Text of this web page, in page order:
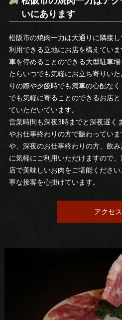
いにあります
松阪市の焼肉一力は大通りに隣接
利用できる立地にお店を構えてい
車を停めることのできる大型駐車
たらいつでも気軽にお立ち寄りい
りの際や夕飯時でも満車の心配な
でも気軽に寄ることのできるお店
ていただいています。
営業時間も深夜3時までと深夜遅く
やお仕事終わりの方で賑わってい
や、深夜のお仕事終わりの方、飲
に気軽にご利用いただけますので
店で美味しいお肉をご堪能くださ
寧な接客を心掛けています。
アクセ